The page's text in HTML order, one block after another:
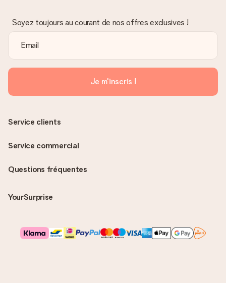
Soyez toujours au courant de nos offres exclusives !
Je m'inscris !
Questions fréquentes
YourSurprise
Service clients
Service commercial